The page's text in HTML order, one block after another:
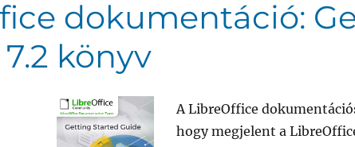
dokumentáció:
könyv
A LibreOffice
hogy megjelent a